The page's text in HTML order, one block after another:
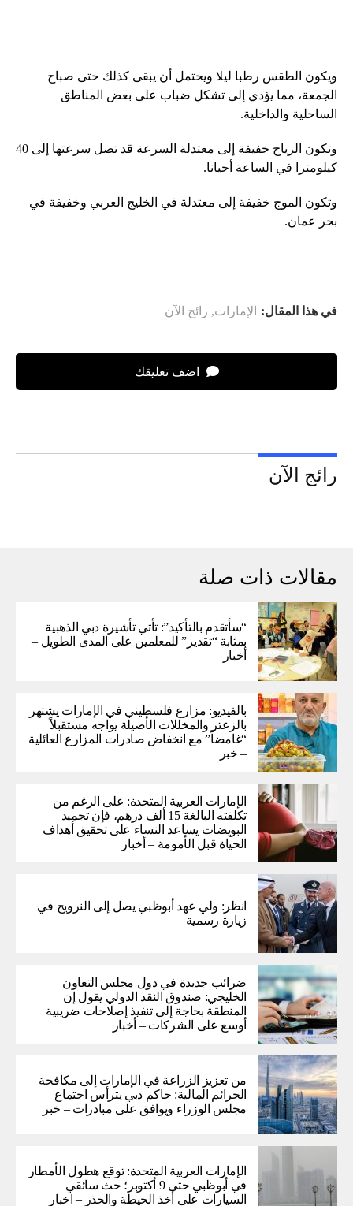
ويكون الطقس رطبا ليلا ويحتمل أن يبقى كذلك حتى صباح
الجمعة، مما يؤدي إلى تشكل ضباب على بعض المناطق
الساحلية والداخلية.
وتكون الرياح خفيفة إلى معتدلة السرعة قد تصل سرعتها إلى 40
كيلومترا في الساعة أحيانا.
وتكون الموج خفيفة إلى معتدلة في الخليج العربي وخفيفة في
بحر عمان.
في هذا المقال: الإمارات, رائج الآن
اضف تعليقك
رائج الآن
مقالات ذات صلة
“سأتقدم بالتأكيد”: تأتي تأشيرة دبي الذهبية
بمثابة “تقدير” للمعلمين على المدى الطويل –
أخبار
بالفيديو: مزارع فلسطيني في الإمارات يشتهر
بالزعتر والمخللات الأصيلة يواجه مستقبلاً
“غامضاً” ​​مع انخفاض صادرات المزارع العائلية
– خبر
الإمارات العربية المتحدة: على الرغم من
تكلفته البالغة 15 ألف درهم، فإن تجميد
البويضات يساعد النساء على تحقيق أهداف
الحياة قبل الأمومة – أخبار
انظر: ولي عهد أبوظبي يصل إلى النرويج في
زيارة رسمية
ضرائب جديدة في دول مجلس التعاون
الخليجي: صندوق النقد الدولي يقول إن
المنطقة بحاجة إلى تنفيذ إصلاحات ضريبية
أوسع على الشركات – أخبار
من تعزيز الزراعة في الإمارات إلى مكافحة
الجرائم المالية: حاكم دبي يترأس اجتماع
مجلس الوزراء ويوافق على مبادرات – خبر
الإمارات العربية المتحدة: توقع هطول الأمطار
في أبوظبي حتى 9 أكتوبر؛ حث سائقي
السيارات على أخذ الحيطة والحذر – اخبار